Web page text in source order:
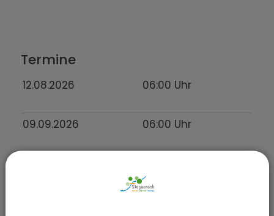
Termine
12.08.2026 06:00 Uhr
09.09.2026 06:00 Uhr